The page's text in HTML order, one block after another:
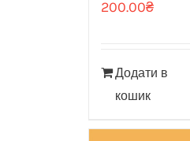
200.00₴
Додати в
кошик